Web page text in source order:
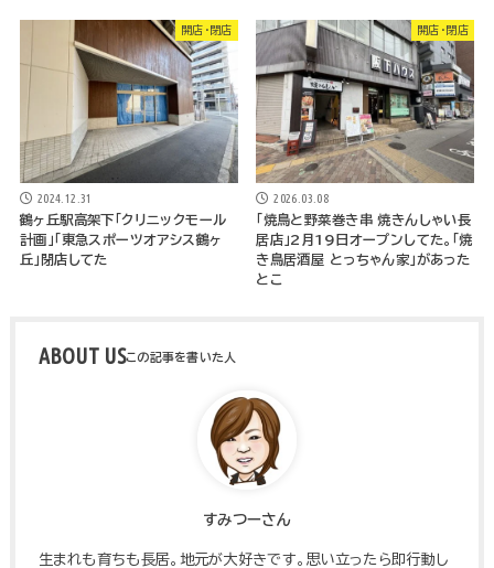
開店・閉店
2024.12.31
鶴ヶ丘駅高架下「クリニックモール
計画」「東急スポーツオアシス鶴ヶ
丘」閉店してた
開店・閉店
2026.03.08
「焼鳥と野菜巻き串 焼きんしゃい長
居店」2月19日オープンしてた。「焼
き鳥居酒屋 とっちゃん家」があった
とこ
ABOUT US
すみつーさん
生まれも育ちも長居。地元が大好きです。思い立ったら即行動し